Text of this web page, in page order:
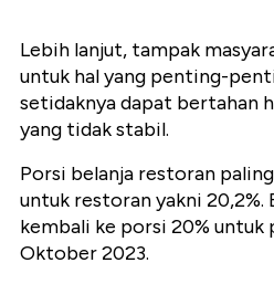
Lebih lanjut, tampak
untuk hal yang penting-
setidaknya dapat bertahan
yang tidak stabil.
Porsi belanja restoran
untuk restoran yakni 20,2%.
kembali ke porsi 20% untuk
Oktober 2023.